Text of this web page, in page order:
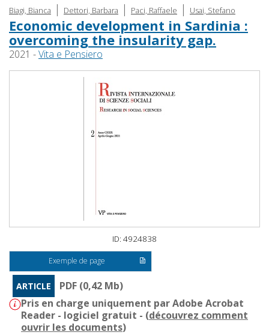
Biagi, Bianca | Dettori, Barbara | Paci, Raffaele | Usai, Stefano
Economic development in Sardinia :
overcoming the insularity gap.
2021 -Vita e Pensiero
ID: 4924838
Exemple de page
ARTICLE
PDF (0,42 Mb)
Pris en charge uniquement par Adobe Acrobat
Reader - logiciel gratuit - (découvrez comment
ouvrir les documents)